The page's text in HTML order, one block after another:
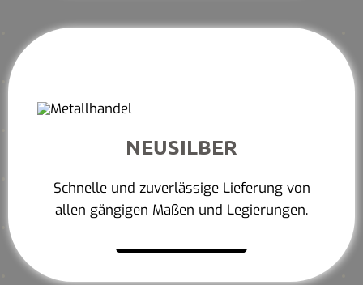
NEUSILBER
Schnelle und zuverlässige Lieferung von
allen gängigen Maßen und Legierungen.